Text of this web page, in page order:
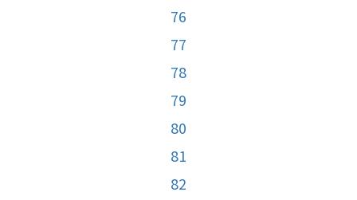
76
77
78
79
80
81
82